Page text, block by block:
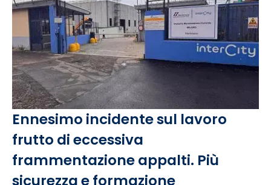
Ennesimo incidente sul lavoro
frutto di eccessiva
frammentazione appalti. Più
sicurezza e formazione